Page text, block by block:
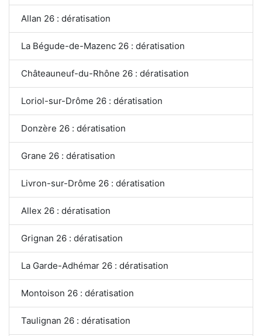
Allan 26 : dératisation
La Bégude-de-Mazenc 26 : dératisation
Châteauneuf-du-Rhône 26 : dératisation
Loriol-sur-Drôme 26 : dératisation
Donzère 26 : dératisation
Grane 26 : dératisation
Livron-sur-Drôme 26 : dératisation
Allex 26 : dératisation
Grignan 26 : dératisation
La Garde-Adhémar 26 : dératisation
Montoison 26 : dératisation
Taulignan 26 : dératisation